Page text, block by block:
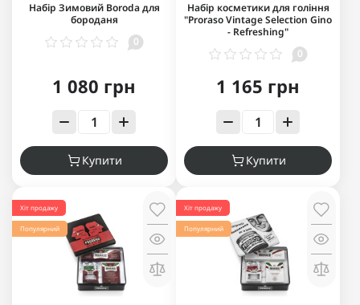
Набір Зимовий Boroda для
бороданя
0
1 080 грн
Купити
Набір косметики для гоління
"Proraso Vintage Selection Gino
- Refreshing"
0
1 165 грн
Купити
Хіт продажу
Популярний
Хіт продажу
Популярний